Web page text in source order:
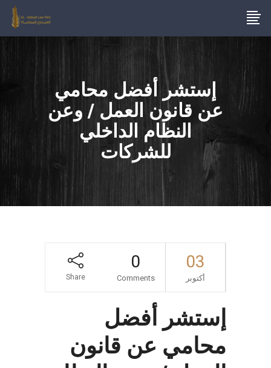
إستشر أفضل محامي
عن قانون العمل / وعن
النظام الداخلي
للشركات
03
أكتوبر
0
Comments
Share
إستشر أفضل
محامي عن قانون